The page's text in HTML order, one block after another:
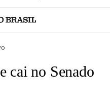
cai no Senado